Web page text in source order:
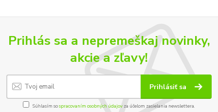
Prihlás sa a nepremeškaj novinky,
akcie a zľavy!
Prihlásiť sa
Súhlasím sospracovaním osobných údajov za účelom zasielania newslettera.